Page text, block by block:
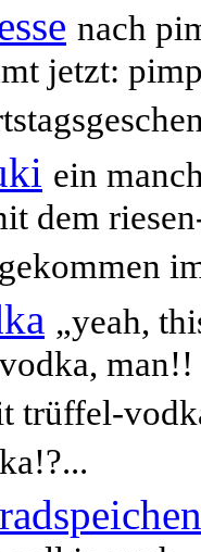
nach
jetzt:
ein
dem
„yeah,
trüffel-